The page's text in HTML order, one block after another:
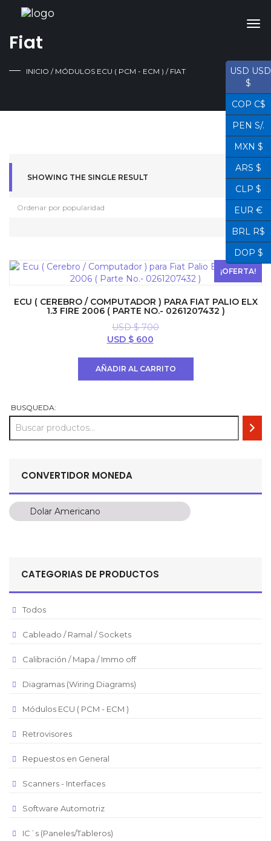
Fiat
INICIO / MÓDULOS ECU ( PCM - ECM ) / FIAT
SHOWING THE SINGLE RESULT
¡OFERTA!
ECU ( CEREBRO / COMPUTADOR ) PARA FIAT PALIO ELX
1.3 FIRE 2006 ( PARTE NO.- 0261207432 )
USD $700
El
USD $600El
AÑADIR AL CARRITO
BUSQUEDA:
CONVERTIDOR MONEDA
Dolar Americano
Dolar Americano
Pesos Mexicanos
Euro
Real Brasilero
CATEGORIAS DE PRODUCTOS
Todos
Cableado / Ramal / Sockets
Calibración / Mapa / Immo off
Diagramas (Wiring Diagrams)
Módulos ECU ( PCM - ECM )
Retrovisores
Repuestos en General
Scanners - Interfaces
Software Automotriz
IC´s (Paneles/Tableros)
USD USD
$
COP C$
PEN S/.
MXN $
ARS $
CLP $
EUR €
BRL R$
DOP $